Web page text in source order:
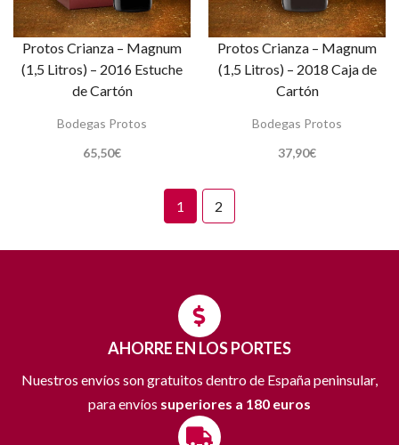
Protos Crianza – Magnum
(1,5 Litros) – 2016 Estuche
de Cartón
Bodegas Protos
65,50€
Protos Crianza – Magnum
(1,5 Litros) – 2018 Caja de
Cartón
Bodegas Protos
37,90€
1 2
AHORRE EN LOS PORTES
Nuestros envíos son gratuitos dentro de España peninsular,
para envíos superiores a 180 euros